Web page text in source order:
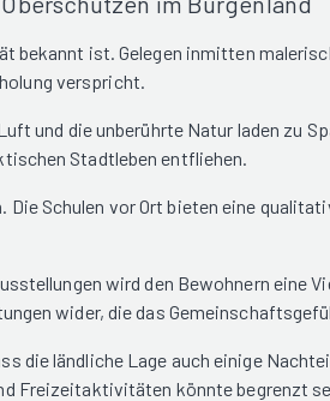
ist. Gelegen inmitten
verspricht.
und die unberührte Natur laden zu
Stadtleben entfliehen.
Schulen vor Ort bieten eine
wird den Bewohnern eine
wider, die das
die ländliche Lage auch einige
Freizeitaktivitäten könnte begrenzt